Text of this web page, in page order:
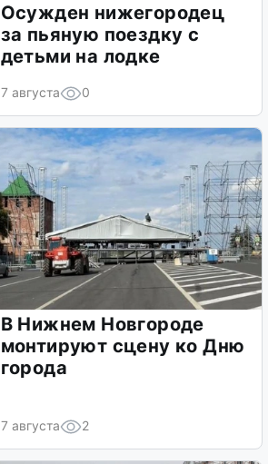
Осужден нижегородец
за пьяную поездку с
детьми на лодке
7 августа 0
В Нижнем Новгороде
монтируют сцену ко Дню
города
7 августа 2